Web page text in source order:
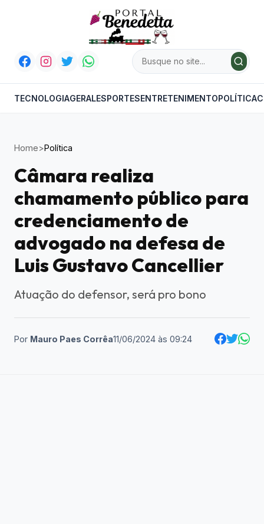
TECNOLOGIAGERALESPORTESENTRETENIMENTOPOLÍTICA
Home>Política
Câmara realiza
chamamento público para
credenciamento de
advogado na defesa de
Luis Gustavo Cancellier
Atuação do defensor, será pro bono
Por Mauro Paes Corrêa11/06/2024 às 09:24